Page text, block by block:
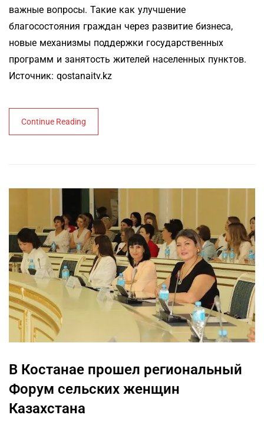
важные вопросы. Такие как улучшение
благосостояния граждан через развитие бизнеса,
новые механизмы поддержки государственных
программ и занятость жителей населенных пунктов.
Источник: qostanaitv.kz
Continue Reading
В Костанае прошел региональный
Форум сельских женщин
Казахстана